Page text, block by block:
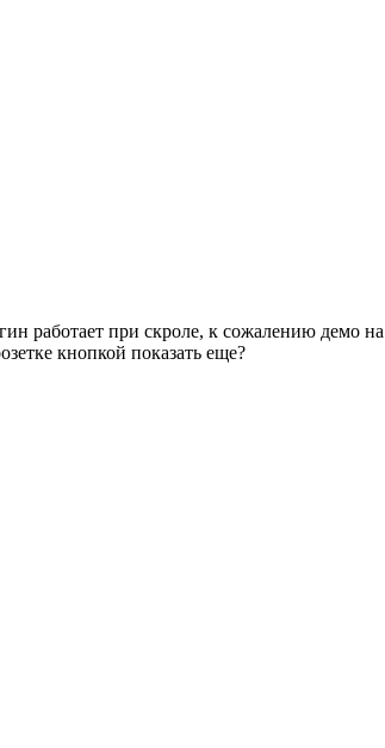
работает при скроле, к сожалению демо
кнопкой показать еще?